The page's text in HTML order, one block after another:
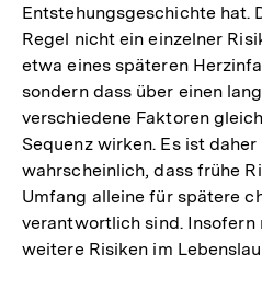
Fußnote
Entstehungsgeschichte hat.
Regel nicht ein einzelner
etwa eines späteren
sondern dass über einen
verschiedene Faktoren
Sequenz wirken. Es ist
wahrscheinlich, dass frühe
Umfang alleine für spätere
verantwortlich sind. Insofern
weitere Risiken im